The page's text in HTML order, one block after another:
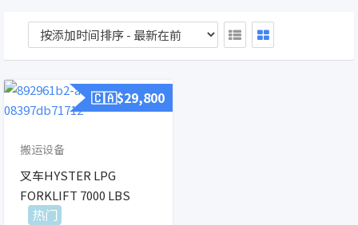
🇨🇦$29,800
搬运设备
叉车HYSTER LPG
FORKLIFT 7000 LBS
热门